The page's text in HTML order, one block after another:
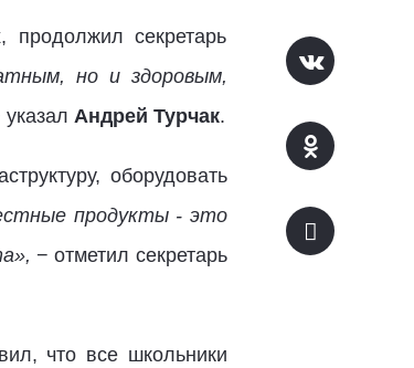
продолжил секретарь
но и здоровым,
Андрей Турчак.
оборудовать
продукты - это
− отметил секретарь
что все школьники